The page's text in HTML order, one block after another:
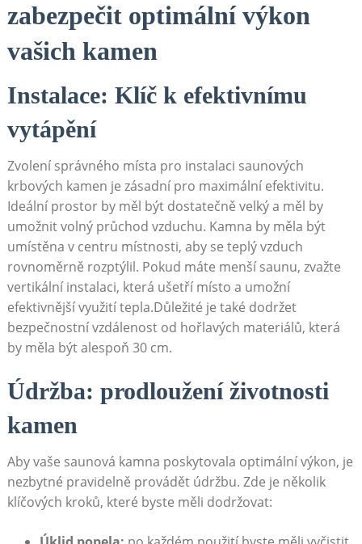
zabezpečit optimální výkon
vašich kamen
Instalace: Klíč k efektivnímu
vytápění
Zvolení správného místa pro instalaci saunových
krbových kamen je zásadní pro maximální efektivitu.
Ideální prostor by měl být dostatečně velký a měl by
umožnit volný průchod vzduchu. Kamna by měla být
umístěna v centru místnosti, aby se teplý vzduch
rovnoměrně rozptýlil. Pokud máte menší saunu, zvažte
vertikální instalaci, která ušetří místo a umožní
efektivnější využití tepla.Důležité je také dodržet
bezpečnostní vzdálenost od hořlavých materiálů, která
by měla být alespoň 30 cm.
Údržba: prodloužení životnosti
kamen
Aby vaše saunová kamna poskytovala optimální výkon, je
nezbytné pravidelně provádět údržbu. Zde je několik
klíčových kroků, které byste měli dodržovat: